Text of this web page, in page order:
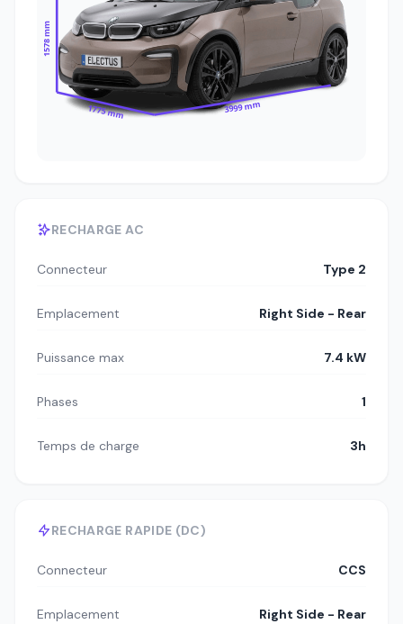
1578 mm
1775 mm 3999 mm
RECHARGE AC
Connecteur Type 2
Emplacement Right Side - Rear
Puissance max 7.4 kW
Phases 1
Temps de charge 3h
RECHARGE RAPIDE (DC)
Connecteur CCS
Emplacement Right Side - Rear